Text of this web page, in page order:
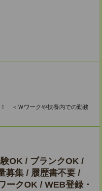
！ ＜Ｗワークや扶養内での勤務
OK / ブランクOK /
募集 / 履歴書不要 /
ークOK / WEB登録・